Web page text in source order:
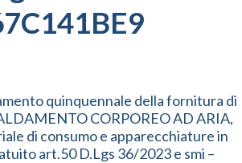
quinquennale della fornitura di
CORPOREO AD ARIA,
di consumo e apparecchiature in
art.50 D.Lgs 36/2023 e smi –